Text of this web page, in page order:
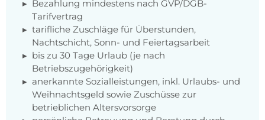
Bezahlung mindestens nach GVP/DGB-
Tarifvertrag
tarifliche Zuschläge für Überstunden,
Nachtschicht, Sonn- und Feiertagsarbeit
bis zu 30 Tage Urlaub (je nach
Betriebszugehörigkeit)
anerkannte Sozialleistungen, inkl. Urlaubs- und
Weihnachtsgeld sowie Zuschüsse zur
betrieblichen Altersvorsorge